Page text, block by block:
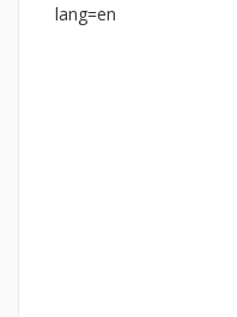
lang=en